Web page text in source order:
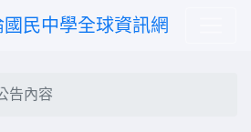
民中學全球資訊網
告內容